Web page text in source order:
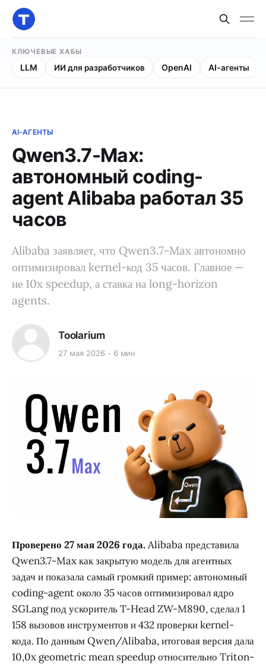
КЛЮЧЕВЫЕ ХАБЫ
LLM ИИ для разработчиков OpenAI AI-агенты
AI-АГЕНТЫ
Qwen3.7-Max:
автономный coding-
agent Alibaba работал 35
часов
Alibaba заявляет, что Qwen3.7-Max автономно
оптимизировал kernel-код 35 часов. Главное —
не 10x speedup, а ставка на long-horizon
agents.
Toolarium
27 мая 2026 6 мин
Проверено 27 мая 2026 года.Alibaba представила
Qwen3.7-Max как закрытую модель для агентных
задач и показала самый громкий пример: автономный
coding-agent около 35 часов оптимизировал ядро
SGLang под ускоритель T-Head ZW-M890, сделал 1
158 вызовов инструментов и 432 проверки kernel-
кода. По данным Qwen/Alibaba, итоговая версия дала
10,0x geometric mean speedup относительно Triton-